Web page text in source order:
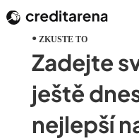
Zadejte
ještě
nejlepší
ZKUSTE TO